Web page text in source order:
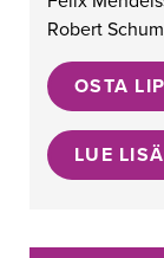
Robert
OSTA
LUE